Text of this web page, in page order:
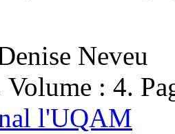
Neveu
: 4.
l'UQAM